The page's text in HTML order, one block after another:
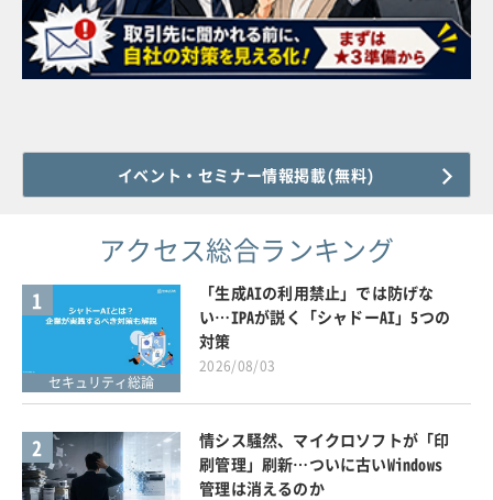
イベント・セミナー情報掲載(無料)
アクセス総合ランキング
1
セキュリティ総論
「生成AIの利用禁止」では防げな
い…IPAが説く「シャドーAI」5つの
対策
2026/08/03
2
情シス騒然、マイクロソフトが「印
刷管理」刷新…ついに古いWindows
管理は消えるのか